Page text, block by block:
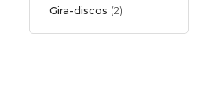
Gira-discos (2)